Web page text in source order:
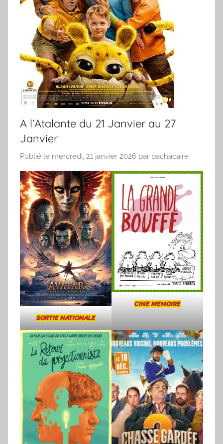
A l’Atalante du 21 Janvier au 27
Janvier
Publié le mercredi, 21 janvier 2026 par pachacaire
SORTIE NATIONALE
CINE MEMOIRE